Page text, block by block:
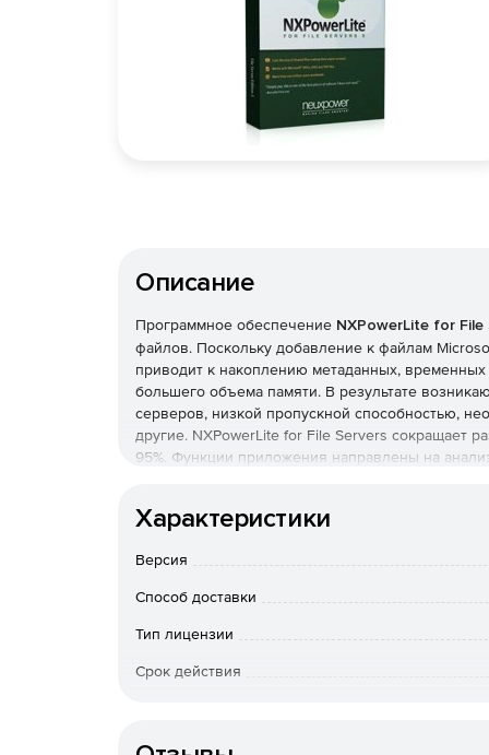
Описание
Программное обеспечение NXPowerLite for File
файлов. Поскольку добавление к файлам
приводит к накоплению метаданных,
большего объема памяти. В результате
серверов, низкой пропускной способностью,
другие. NXPowerLite for File Servers сокращает
95%. Функции приложения направлены на
системы. После уменьшения файлы сохраняют
Функции NXPowerLite for File Servers:
Характеристики
Версия
Способ доставки
Тип лицензии
Срок действия